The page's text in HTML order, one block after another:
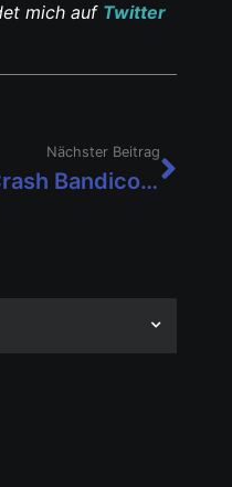
mich auf Twitter
Nächster Beitrag
Crash Bandicoot N. Sane Trilogy macht Nintendo Switch unsicher